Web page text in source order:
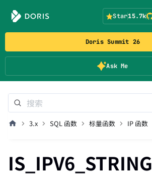
Doris Summit 26
Ask Me
Star15.7k
3.x SQL 函数 标量函数 IP 函数
IS_IPV6_STRING